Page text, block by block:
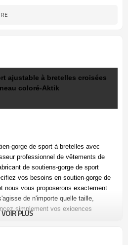
ajustable à bretelles croisées
coloré-Aktik
gorge de sport à bretelles avec
professionnel de vêtements de
de soutiens-gorge de sport
vos besoins en soutien-gorge de
nous vous proposerons exactement
de n'importe quelle taille,
simplement vos exigences
VOIR PLUS